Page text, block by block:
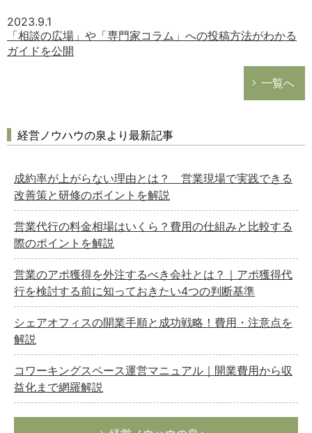
2023.9.1
「相談の広場」や「専門家コラム」への投稿方法がわかる
ガイドを公開
一覧へ
経営ノウハウの泉より最新記事
成約率が上がらない理由とは？ 営業現場で実践できる
改善策と研修のポイントを解説
営業代行の料金相場はいくら？費用の仕組みと比較する
際のポイントを解説
営業のアポ獲得を外注するべき会社とは？｜アポ獲得代
行を検討する前に知っておきたい4つの判断基準
シェアオフィスの開業手順と成功戦略！費用・注意点を
解説
コワーキングスペース運営マニュアル｜開業費用から収
益化まで網羅解説